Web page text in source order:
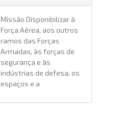
Missão Disponibilizar à
Força Aérea, aos outros
ramos das Forças
Armadas, às forças de
segurança e às
indústrias de defesa, os
espaços e a